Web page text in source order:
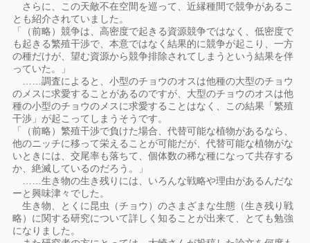
さらに、この天敵不在空間を巡って、近縁種間で競争があるこ
とも紹介されていました。
「（前略）競争は、高密度で起きる資源競争ではなく、低密度で
も起きる繁殖干渉で、本意ではなく結果的に競争が起こり、一方
の種だけが、望む資源から競争排除されてしまうという結果を伴
っていた。」
……調査によると、小型のチョウのオスは他種の大型のチョウ
のメスに求愛することがあるのですが、大型のチョウのオスは他
種の小型のチョウのメスに求愛することはなく、この結果「繁殖
干渉」が起こってしまうそうです。
「（前略）繁殖干渉で負けた場合、代替可能な植物があるなら、
他のニッチに移って栄えることが可能だが、代替可能な植物がな
いときには、交尾率も落ちて、個体数の稀な種になって共存する
か、絶滅しているのだろう。」
……生き物の生き残りには、いろんな戦略や理由があるんだな
ーと興味津々でした。
生き物、とくに昆虫（チョウ）のさまざまな生態（生き残り戦
略）に関する研究について詳しく知ることが出来て、とても勉強
になりました。